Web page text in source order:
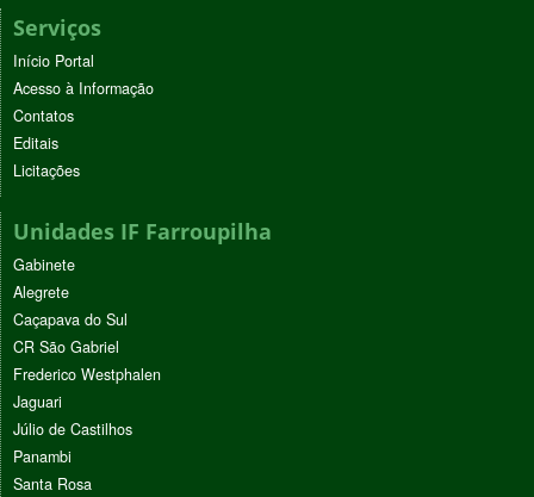
Serviços
Início Portal
Acesso à Informação
Contatos
Editais
Licitações
Unidades IF Farroupilha
Gabinete
Alegrete
Caçapava do Sul
CR São Gabriel
Frederico Westphalen
Jaguari
Júlio de Castilhos
Panambi
Santa Rosa